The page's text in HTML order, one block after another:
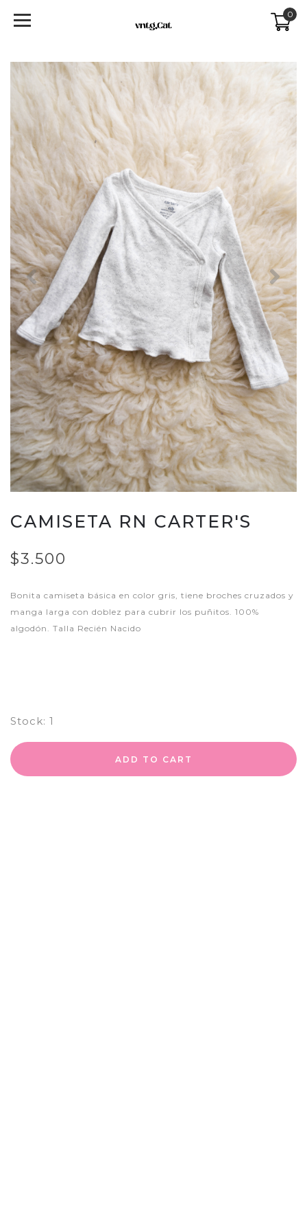
0
Previous Next
CAMISETA RN CARTER'S
$3.500
Bonita camiseta básica en color gris, tiene broches cruzados y
manga larga con doblez para cubrir los puñitos. 100%
algodón. Talla Recién Nacido
Stock: 1
ADD TO CART